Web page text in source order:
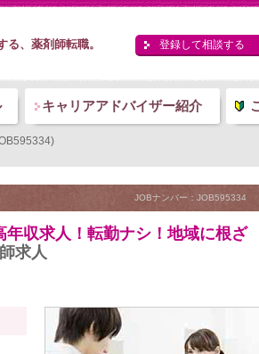
、薬剤師転職。 登録して相談する
キャリアアドバイザー紹介
JOBナンバー：JOB595334
収求人！転勤ナシ！地域に根ざ
求人